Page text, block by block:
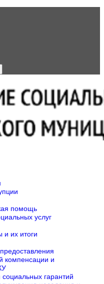
помощь
услуг
их итоги
компенсации и
гарантий